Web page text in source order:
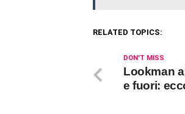
RELATED TOPICS:
DON'T MISS
Lookman
e fuori: